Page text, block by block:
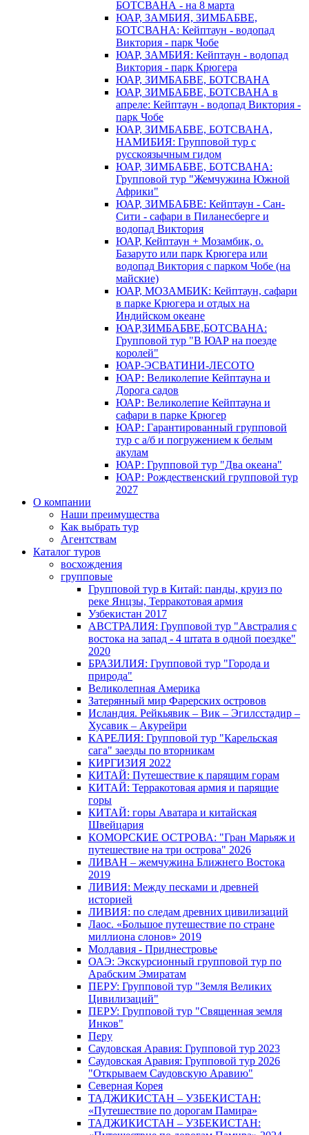
БОТСВАНА - на 8 марта
ЮАР, ЗАМБИЯ, ЗИМБАБВЕ,
БОТСВАНА: Кейптаун - водопад
Виктория - парк Чобе
ЮАР, ЗАМБИЯ: Кейптаун - водопад
Виктория - парк Крюгера
ЮАР, ЗИМБАБВЕ, БОТСВАНА
ЮАР, ЗИМБАБВЕ, БОТСВАНА в
апреле: Кейптаун - водопад Виктория -
парк Чобе
ЮАР, ЗИМБАБВЕ, БОТСВАНА,
НАМИБИЯ: Групповой тур с
русскоязычным гидом
ЮАР, ЗИМБАБВЕ, БОТСВАНА:
Групповой тур "Жемчужина Южной
Африки"
ЮАР, ЗИМБАБВЕ: Кейптаун - Сан-
Сити - сафари в Пиланесберге и
водопад Виктория
ЮАР, Кейптаун + Мозамбик, о.
Базаруто или парк Крюгера или
водопад Виктория с парком Чобе (на
майские)
ЮАР, МОЗАМБИК: Кейптаун, сафари
в парке Крюгера и отдых на
Индийском океане
ЮАР,ЗИМБАБВЕ,БОТСВАНА:
Групповой тур "В ЮАР на поезде
королей"
ЮАР-ЭСВАТИНИ-ЛЕСОТО
ЮАР: Великолепие Кейптауна и
Дорога садов
ЮАР: Великолепие Кейптауна и
сафари в парке Крюгер
ЮАР: Гарантированный групповой
тур с а/б и погружением к белым
акулам
ЮАР: Групповой тур "Два океана"
ЮАР: Рождественский групповой тур
2027
О компании
Наши преимущества
Как выбрать тур
Агентствам
Каталог туров
восхождения
групповые
Групповой тур в Китай: панды, круиз по
реке Янцзы, Терракотовая армия
Узбекистан 2017
АВСТРАЛИЯ: Групповой тур "Австралия с
востока на запад - 4 штата в одной поездке"
2020
БРАЗИЛИЯ: Групповой тур "Города и
природа"
Великолепная Америка
Затерянный мир Фарерских островов
Исландия. Рейкьявик – Вик – Эгилсстадир –
Хусавик – Акурейри
КАРЕЛИЯ: Групповой тур "Карельская
сага" заезды по вторникам
КИРГИЗИЯ 2022
КИТАЙ: Путешествие к парящим горам
КИТАЙ: Терракотовая армия и парящие
горы
КИТАЙ: горы Аватара и китайская
Швейцария
КОМОРСКИЕ ОСТРОВА: "Гран Марьяж и
путешествие на три острова" 2026
ЛИВАН – жемчужина Ближнего Востока
2019
ЛИВИЯ: Между песками и древней
историей
ЛИВИЯ: по следам древних цивилизаций
Лаос. «Большое путешествие по стране
миллиона слонов» 2019
Молдавия - Приднестровье
ОАЭ: Экскурсионный групповой тур по
Арабским Эмиратам
ПЕРУ: Групповой тур "Земля Великих
Цивилизаций"
ПЕРУ: Групповой тур "Священная земля
Инков"
Перу
Саудовская Аравия: Групповой тур 2023
Саудовская Аравия: Групповой тур 2026
"Открываем Саудовскую Аравию"
Северная Корея
ТАДЖИКИСТАН – УЗБЕКИСТАН:
«Путешествие по дорогам Памира»
ТАДЖИКИСТАН – УЗБЕКИСТАН: